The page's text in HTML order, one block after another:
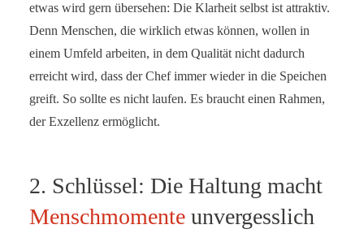
etwas wird gern übersehen: Die Klarheit selbst ist attraktiv.
Denn Menschen, die wirklich etwas können, wollen in
einem Umfeld arbeiten, in dem Qualität nicht dadurch
erreicht wird, dass der Chef immer wieder in die Speichen
greift. So sollte es nicht laufen. Es braucht einen Rahmen,
der Exzellenz ermöglicht.
2. Schlüssel: Die Haltung macht
Menschmomente unvergesslich